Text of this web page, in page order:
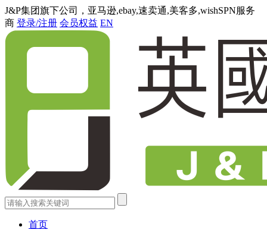
J&P集团旗下公司，亚马逊,ebay,速卖通,美客多,wishSPN服务
商 登录/注册 会员权益 EN
首页